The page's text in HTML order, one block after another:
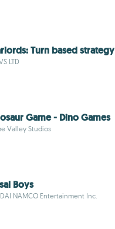
Turn based strategy
LTD
Game - Dino Games
Valley Studios
Boys
NAMCO Entertainment Inc.